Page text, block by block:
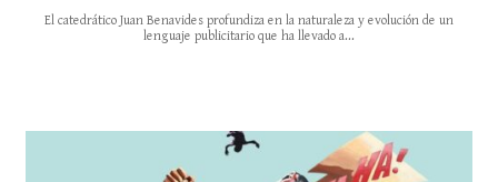
El catedrático Juan Benavides profundiza en la naturaleza y evolución de un
lenguaje publicitario que ha llevado a...